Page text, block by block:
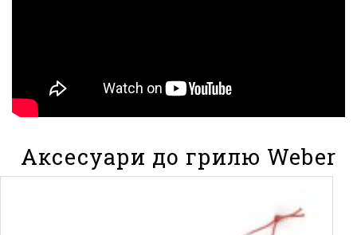
Аксесуари до грилю Weber